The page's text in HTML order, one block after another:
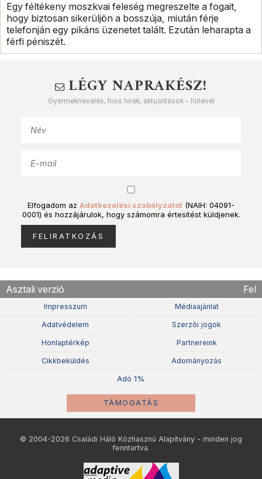
Egy féltékeny moszkvai feleség megreszelte a fogait,
hogy biztosan sikerüljön a bosszúja, miután férje
telefonján egy pikáns üzenetet talált. Ezután leharapta a
férfi péniszét.
LÉGY NAPRAKÉSZ!
Gyermeknevelés, friss hírek, aktualitások - hírlevél
Elfogadom az Adatkezelési szabályzatot (NAIH: 04091-
0001) és hozzájárulok, hogy számomra értesítést küldjenek.
Asztali verzió Fel
Impresszum Médiaajánlat
Adatvédelem Szerzõi jogok
Honlaptérkép Partnereink
Cikkbeküldés Adományozás
Adó 1%
TÁMOGATÁS
© 2004-2026 Családi Háló Közhasznú Alapítvány - minden jog
fenntartva.